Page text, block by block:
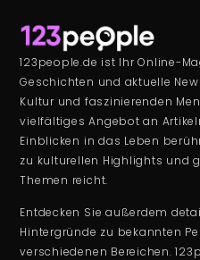
123people.de ist Ihr Online-
Geschichten und aktuelle
Kultur und faszinierenden
vielfältiges Angebot an
Einblicken in das Leben
zu kulturellen Highlights und
Themen reicht.
Entdecken Sie außerdem
Hintergründe zu bekannten
verschiedenen Bereichen.